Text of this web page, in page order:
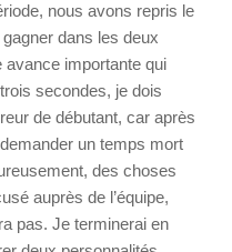
nous avons repris le
dans les deux
importante qui
secondes, je dois
de débutant, car après
un temps mort
des choses
auprès de l’équipe,
pas. Je terminerai en